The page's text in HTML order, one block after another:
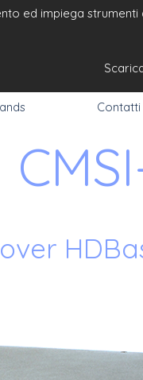
ed impiega
Contatti